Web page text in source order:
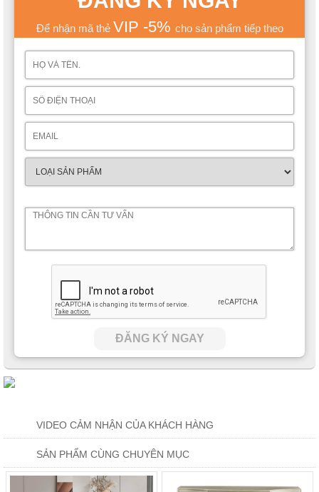
Để nhận mã thẻ VIP -5% cho sản phẩm tiếp theo
ĐĂNG KÝ NGAY
VIDEO CẢM NHẬN CỦA KHÁCH HÀNG
SẢN PHẨM CÙNG CHUYÊN MỤC